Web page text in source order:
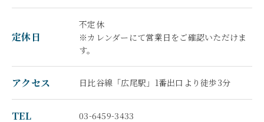
定休日
不定休
※カレンダーにて営業日をご確認いただけま
す。
アクセス 日比谷線「広尾駅」1番出口より徒歩3分
TEL 03-6459-3433